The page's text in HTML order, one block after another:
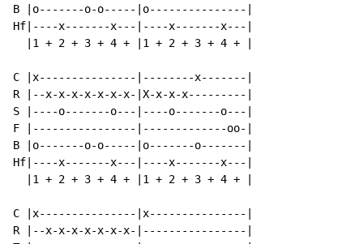
B |o-------o-o-----|o---------------|
Hf|----x-------x---|----x-------x---|
  |1 + 2 + 3 + 4 + |1 + 2 + 3 + 4 + |
C |x---------------|--------x-------|
R |--x-x-x-x-x-x-x-|X-x-x-x---------|
S |----o-------o---|----o-------o---|
F |----------------|-------------oo-|
B |o-------o-o-----|o-------o-------|
Hf|----x-------x---|----x-------x---|
  |1 + 2 + 3 + 4 + |1 + 2 + 3 + 4 + |
C |x---------------|x---------------|
R |--x-x-x-x-x-x-x-|----------------|